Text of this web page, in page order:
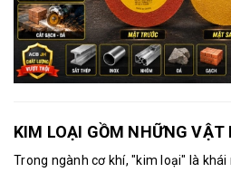
KIM LOẠI GỒM NHỮNG VẬT
Trong ngành cơ khí, "kim loại" là khái